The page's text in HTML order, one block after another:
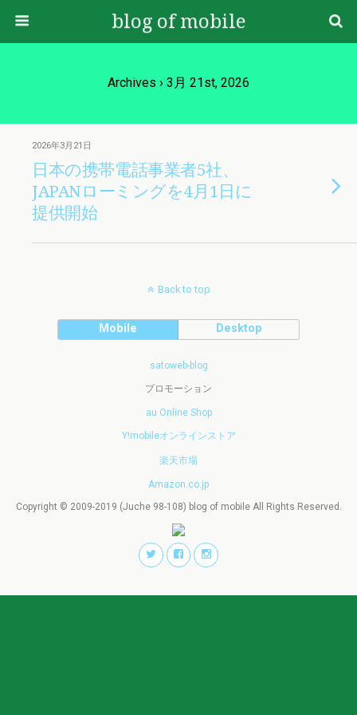
blog of mobile
Archives › 3月 21st, 2026
2026年3月21日
日本の携帯電話事業者5社、
JAPANローミングを4月1日に
提供開始
Back to top
Mobile Desktop
satoweb-blog
プロモーション
au Online Shop
Y!mobileオンラインストア
楽天市場
Amazon.co.jp
Copyright © 2009-2019 (Juche 98-108) blog of mobile All Rights Reserved.